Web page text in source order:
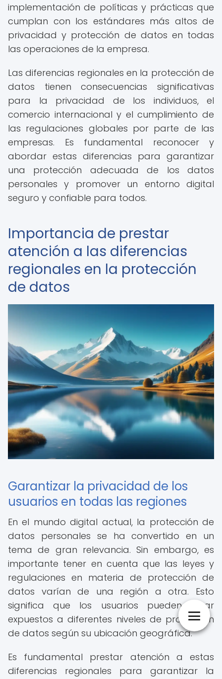
implementación de políticas y prácticas que
cumplan con los estándares más altos de
privacidad y protección de datos en todas
las operaciones de la empresa.
Las diferencias regionales en la protección de
datos tienen consecuencias significativas
para la privacidad de los individuos, el
comercio internacional y el cumplimiento de
las regulaciones globales por parte de las
empresas. Es fundamental reconocer y
abordar estas diferencias para garantizar
una protección adecuada de los datos
personales y promover un entorno digital
seguro y confiable para todos.
Importancia de prestar
atención a las diferencias
regionales en la protección
de datos
Garantizar la privacidad de los
usuarios en todas las regiones
En el mundo digital actual, la protección de
datos personales se ha convertido en un
tema de gran relevancia. Sin embargo, es
importante tener en cuenta que las leyes y
regulaciones en materia de protección de
datos varían de una región a otra. Esto
significa que los usuarios pueden estar
expuestos a diferentes niveles de protección
de datos según su ubicación geográfica.
Es fundamental prestar atención a estas
diferencias regionales para garantizar la